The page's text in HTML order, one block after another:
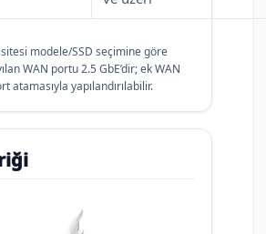
modele/SSD seçimine göre
WAN portu 2.5 GbE’dir; ek WAN
atamasıyla yapılandırılabilir.